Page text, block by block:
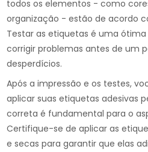
todos os elementos - como
organização - estão de acordo
Testar as etiquetas é uma
corrigir problemas antes de um
desperdícios.
Após a impressão e os testes,
aplicar suas etiquetas adesivas
correta é fundamental para o
Certifique-se de aplicar as
e secas para garantir que elas